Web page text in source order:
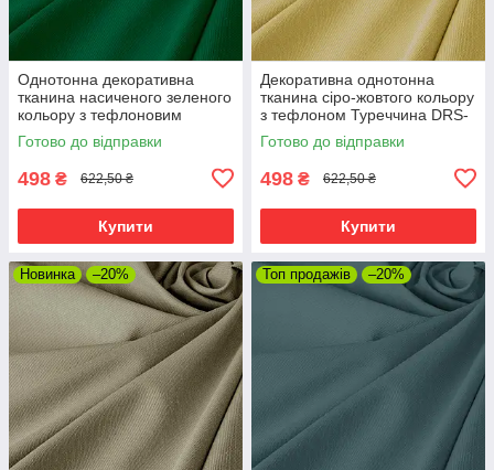
Однотонна декоративна
тканина насиченого зеленого
кольору з тефлоновим
просоченням DRY-84601
Готово до відправки
498 ₴ 622,50 ₴
Купити
Декоративна однотонна
тканина сіро-жовтого кольору
з тефлоном Туреччина DRS-
84596
Готово до відправки
498 ₴ 622,50 ₴
Купити
Новинка –20% Топ продажів –20%